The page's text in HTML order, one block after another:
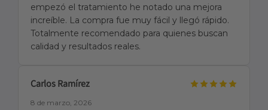
empezó el tratamiento he notado una mejora
increíble. La compra fue muy fácil y llegó rápido.
Totalmente recomendado para quienes buscan
calidad y resultados reales.
Carlos Ramírez
8 de marzo, 2026